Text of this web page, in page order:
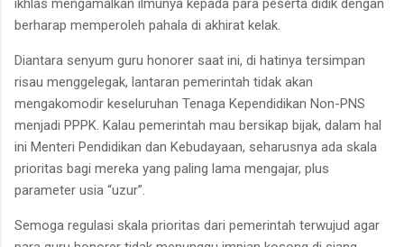
berharap memperoleh pahala di akhirat kelak.
Diantara senyum guru honorer saat ini, di hatinya tersimpan
risau menggelegak, lantaran pemerintah tidak akan
mengakomodir keseluruhan Tenaga Kependidikan Non-PNS
menjadi PPPK. Kalau pemerintah mau bersikap bijak, dalam hal
ini Menteri Pendidikan dan Kebudayaan, seharusnya ada skala
prioritas bagi mereka yang paling lama mengajar, plus
parameter usia “uzur”.
Semoga regulasi skala prioritas dari pemerintah terwujud agar